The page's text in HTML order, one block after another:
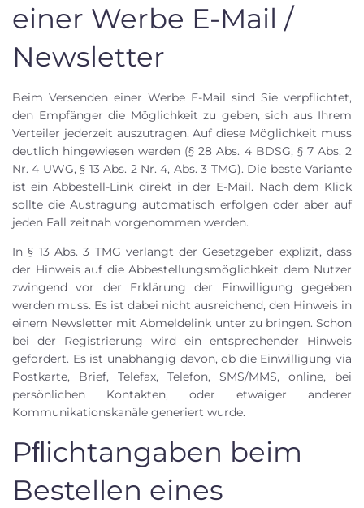
einer Werbe E-Mail /
Newsletter
Beim Versenden einer Werbe E-Mail sind Sie verpflichtet,
den Empfänger die Möglichkeit zu geben, sich aus Ihrem
Verteiler jederzeit auszutragen. Auf diese Möglichkeit muss
deutlich hingewiesen werden (§ 28 Abs. 4 BDSG, § 7 Abs. 2
Nr. 4 UWG, § 13 Abs. 2 Nr. 4, Abs. 3 TMG). Die beste Variante
ist ein Abbestell-Link direkt in der E-Mail. Nach dem Klick
sollte die Austragung automatisch erfolgen oder aber auf
jeden Fall zeitnah vorgenommen werden.
In § 13 Abs. 3 TMG verlangt der Gesetzgeber explizit, dass
der Hinweis auf die Abbestellungsmöglichkeit dem Nutzer
zwingend vor der Erklärung der Einwilligung gegeben
werden muss. Es ist dabei nicht ausreichend, den Hinweis in
einem Newsletter mit Abmeldelink unter zu bringen. Schon
bei der Registrierung wird ein entsprechender Hinweis
gefordert. Es ist unabhängig davon, ob die Einwilligung via
Postkarte, Brief, Telefax, Telefon, SMS/MMS, online, bei
persönlichen Kontakten, oder etwaiger anderer
Kommunikationskanäle generiert wurde.
Pﬂichtangaben beim
Bestellen eines